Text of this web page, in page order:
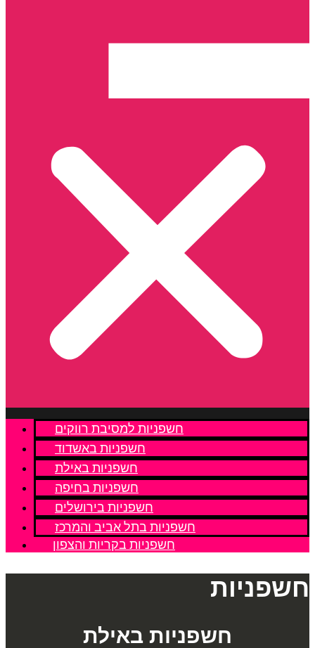
חשפניות למסיבת רווקים
חשפניות באשדוד
חשפניות באילת
חשפניות בחיפה
חשפניות בירושלים
חשפניות בתל אביב והמרכז
חשפניות בקריות והצפון
חשפניות
חשפניות באילת